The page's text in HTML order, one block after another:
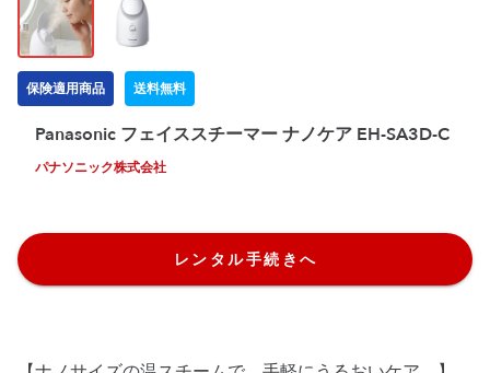
保険適用商品 送料無料
Panasonic フェイススチーマー ナノケア EH-SA3D-C
パナソニック株式会社
レンタル手続きへ